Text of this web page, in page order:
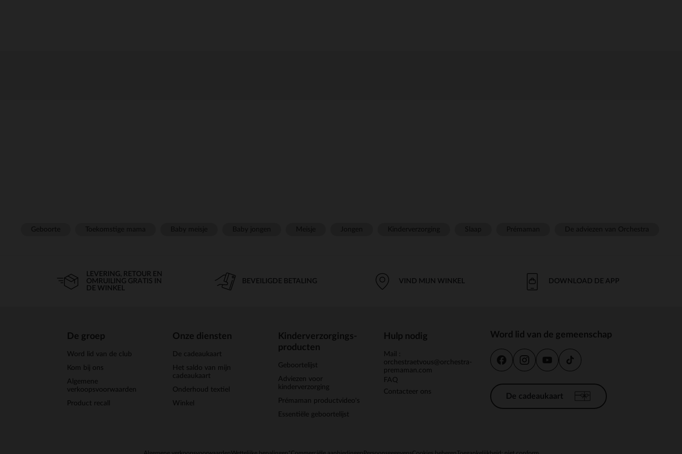
LEVERING, RETOUR EN
OMRUILING GRATIS IN
DE WINKEL
BEVEILIGDE BETALING VIND MIJN WINKEL DOWNLOAD DE APP
De groep
Word lid van de club
Kom bij ons
Algemene
verkoopsvoorwaarden
Product recall
Onze diensten
De cadeaukaart
Het saldo van mijn
cadeaukaart
Onderhoud textiel
Winkel
Kinderverzorgings-
producten
Geboortelijst
Adviezen voor
kinderverzorging
Prémaman productvideo's
Essentiële geboortelijst
Hulp nodig
Mail :
orchestraetvous@orchestra-
premaman.com
FAQ
Contacteer ons
Word lid van de gemeenschap
De cadeaukaart